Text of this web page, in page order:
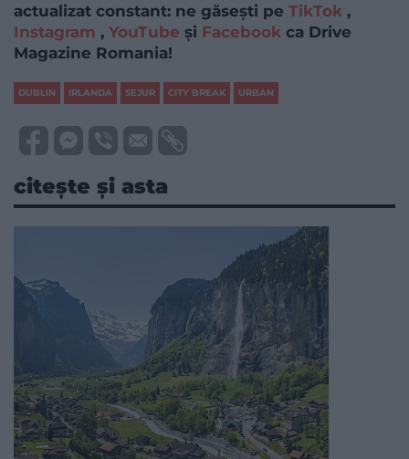
actualizat constant: ne găsești pe TikTok ,
Instagram , YouTube și Facebook ca Drive
Magazine Romania!
DUBLIN IRLANDA SEJUR CITY BREAK URBAN
citește și asta